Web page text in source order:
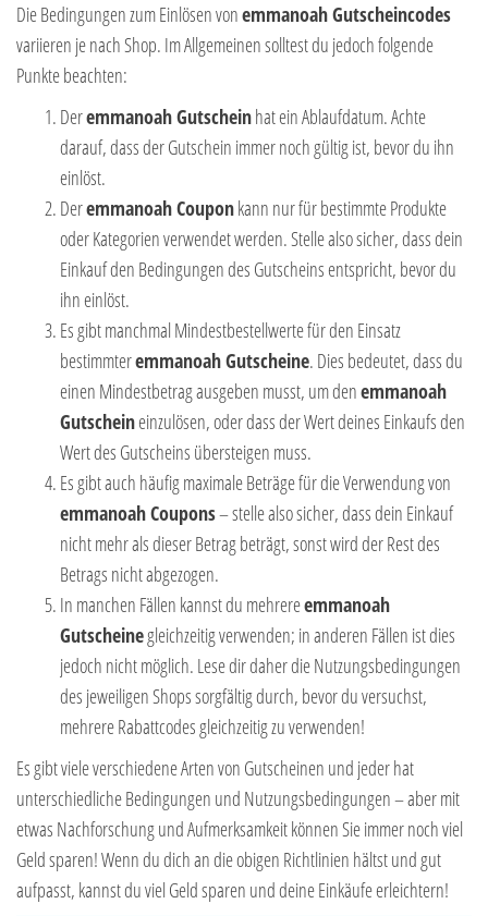
Die Bedingungen zum Einlösen vonemmanoah Gutscheincodes
variieren je nach Shop. Im Allgemeinen solltest du jedoch folgende
Punkte beachten:
Deremmanoah Gutscheinhat ein Ablaufdatum. Achte
darauf, dass der Gutschein immer noch gültig ist, bevor du ihn
einlöst.
Deremmanoah Couponkann nur für bestimmte Produkte
oder Kategorien verwendet werden. Stelle also sicher, dass dein
Einkauf den Bedingungen des Gutscheins entspricht, bevor du
ihn einlöst.
Es gibt manchmal Mindestbestellwerte für den Einsatz
bestimmteremmanoah Gutscheine. Dies bedeutet, dass du
einen Mindestbetrag ausgeben musst, um denemmanoah
Gutscheineinzulösen, oder dass der Wert deines Einkaufs den
Wert des Gutscheins übersteigen muss.
Es gibt auch häufig maximale Beträge für die Verwendung von
emmanoah Coupons– stelle also sicher, dass dein Einkauf
nicht mehr als dieser Betrag beträgt, sonst wird der Rest des
Betrags nicht abgezogen.
In manchen Fällen kannst du mehrereemmanoah
Gutscheinegleichzeitig verwenden; in anderen Fällen ist dies
jedoch nicht möglich. Lese dir daher die Nutzungsbedingungen
des jeweiligen Shops sorgfältig durch, bevor du versuchst,
mehrere Rabattcodes gleichzeitig zu verwenden!
Es gibt viele verschiedene Arten von Gutscheinen und jeder hat
unterschiedliche Bedingungen und Nutzungsbedingungen – aber mit
etwas Nachforschung und Aufmerksamkeit können Sie immer noch viel
Geld sparen! Wenn du dich an die obigen Richtlinien hältst und gut
aufpasst, kannst du viel Geld sparen und deine Einkäufe erleichtern!